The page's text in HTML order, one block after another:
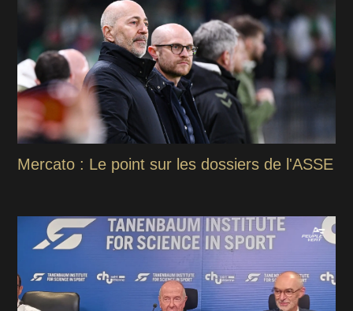
Mercato : Le point sur les dossiers de l'ASSE